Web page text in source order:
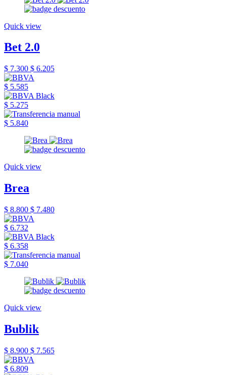
Quick view
Bet 2.0
$ 7.300 $ 6.205
$ 5.585
$ 5.275
$ 5.840
Quick view
Brea
$ 8.800 $ 7.480
$ 6.732
$ 6.358
$ 7.040
Quick view
Bublik
$ 8.900 $ 7.565
$ 6.809